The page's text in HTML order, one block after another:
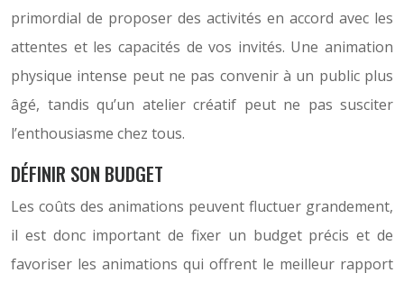
primordial de proposer des activités en accord avec les
attentes et les capacités de vos invités. Une animation
physique intense peut ne pas convenir à un public plus
âgé, tandis qu’un atelier créatif peut ne pas susciter
l’enthousiasme chez tous.
DÉFINIR SON BUDGET
Les coûts des animations peuvent fluctuer grandement,
il est donc important de fixer un budget précis et de
favoriser les animations qui offrent le meilleur rapport